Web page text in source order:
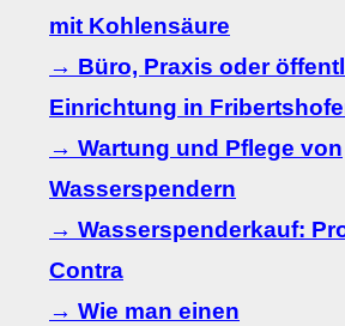
mit Kohlensäure
→ Büro, Praxis oder
Einrichtung in
→ Wartung und Pflege von
Wasserspendern
→ Wasserspenderkauf:
Contra
→ Wie man einen